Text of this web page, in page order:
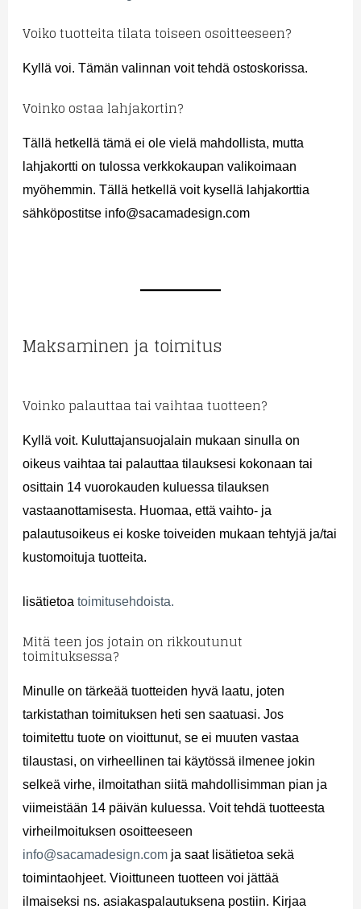
Voiko tuotteita tilata toiseen osoitteeseen?
Kyllä voi. Tämän valinnan voit tehdä ostoskorissa.
Voinko ostaa lahjakortin?
Tällä hetkellä tämä ei ole vielä mahdollista, mutta
lahjakortti on tulossa verkkokaupan valikoimaan
myöhemmin. Tällä hetkellä voit kysellä lahjakorttia
sähköpostitse info@sacamadesign.com
Maksaminen ja toimitus
Voinko palauttaa tai vaihtaa tuotteen?
Kyllä voit. Kuluttajansuojalain mukaan sinulla on
oikeus vaihtaa tai palauttaa tilauksesi kokonaan tai
osittain 14 vuorokauden kuluessa tilauksen
vastaanottamisesta. Huomaa, että vaihto- ja
palautusoikeus ei koske toiveiden mukaan tehtyjä ja/tai
kustomoituja tuotteita.
lisätietoatoimitusehdoista.
Mitä teen jos jotain on rikkoutunut
toimituksessa?
Minulle on tärkeää tuotteiden hyvä laatu, joten
tarkistathan toimituksen heti sen saatuasi. Jos
toimitettu tuote on vioittunut, se ei muuten vastaa
tilaustasi, on virheellinen tai käytössä ilmenee jokin
selkeä virhe, ilmoitathan siitä mahdollisimman pian ja
viimeistään 14 päivän kuluessa. Voit tehdä tuotteesta
virheilmoituksen osoitteeseen
info@sacamadesign.com ja saat lisätietoa sekä
toimintaohjeet. Vioittuneen tuotteen voi jättää
ilmaiseksi ns. asiakaspalautuksena postiin. Kirjaa